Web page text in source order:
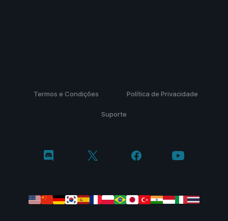
Termos e Condições Política de Privacidade
Suporte